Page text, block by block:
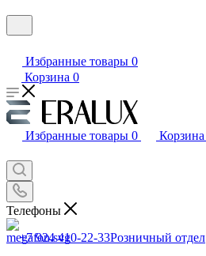
Избранные товары 0
Корзина 0
Избранные товары 0 Корзина
Телефоны
+7 924 410-22-33Розничный отдел